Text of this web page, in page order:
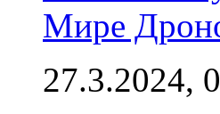
Мире
27.3.2024,